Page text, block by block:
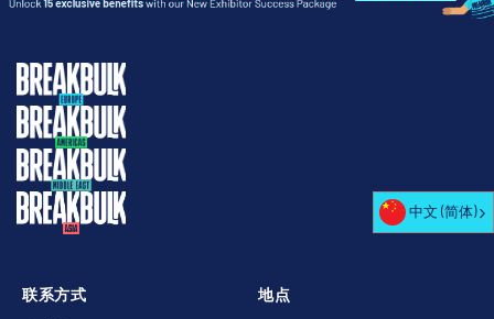
地点
联系方式
中文 (简体)